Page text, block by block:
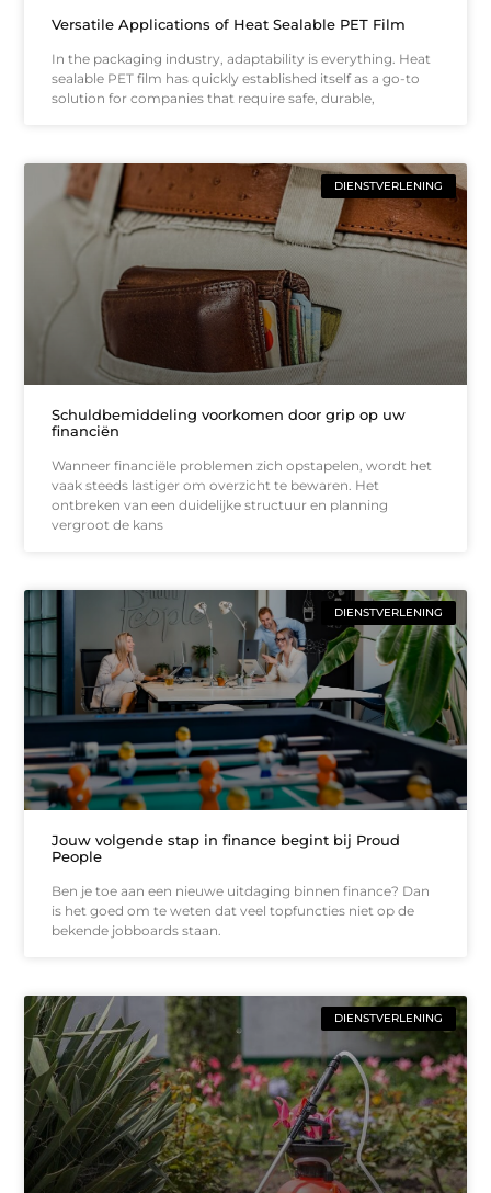
Versatile Applications of Heat Sealable PET Film
In the packaging industry, adaptability is everything. Heat
sealable PET film has quickly established itself as a go-to
solution for companies that require safe, durable,
DIENSTVERLENING
Schuldbemiddeling voorkomen door grip op uw
financiën
Wanneer financiële problemen zich opstapelen, wordt het
vaak steeds lastiger om overzicht te bewaren. Het
ontbreken van een duidelijke structuur en planning
vergroot de kans
DIENSTVERLENING
Jouw volgende stap in finance begint bij Proud
People
Ben je toe aan een nieuwe uitdaging binnen finance? Dan
is het goed om te weten dat veel topfuncties niet op de
bekende jobboards staan.
DIENSTVERLENING